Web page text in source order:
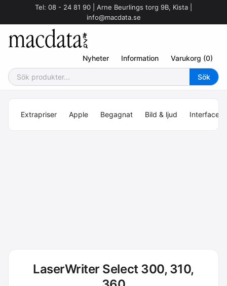
Tel: 08 - 24 81 90 | Arne Beurlings torg 9B, Kista |
info@macdata.se
Nyheter Information Varukorg (0)
Extrapriser Apple Begagnat Bild & ljud Interface
LaserWriter Select 300, 310,